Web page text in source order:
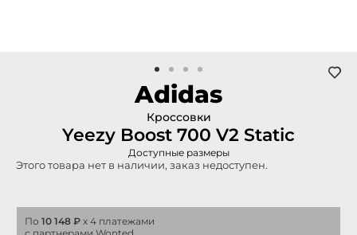
Adidas
Кроссовки
Yeezy Boost 700 V2 Static
Доступные размеры
Этого товара нет в наличии, заказ недоступен.
По 10 148 ₽ x 4 платежами